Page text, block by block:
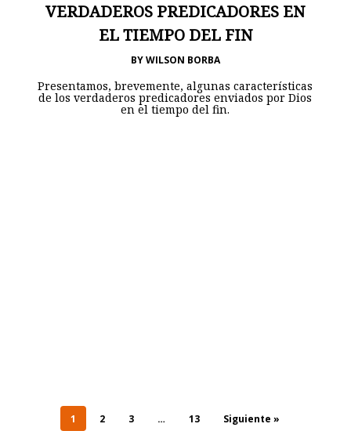
VERDADEROS PREDICADORES EN
EL TIEMPO DEL FIN
BYWILSON BORBA
Presentamos, brevemente, algunas características
de los verdaderos predicadores enviados por Dios
en el tiempo del fin.
1 2 3 … 13 Siguiente »